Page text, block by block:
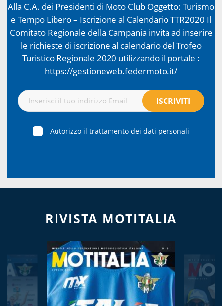
Alla C.A. dei Presidenti di Moto Club Oggetto: Turismo
e Tempo Libero – Iscrizione al Calendario TTR2020 Il
Comitato Regionale della Campania invita ad inserire
le richieste di iscrizione al calendario del Trofeo
Turistico Regionale 2020 utilizzando il portale :
https://gestioneweb.federmoto.it/
Autorizzo il trattamento dei dati personali
RIVISTA MOTITALIA